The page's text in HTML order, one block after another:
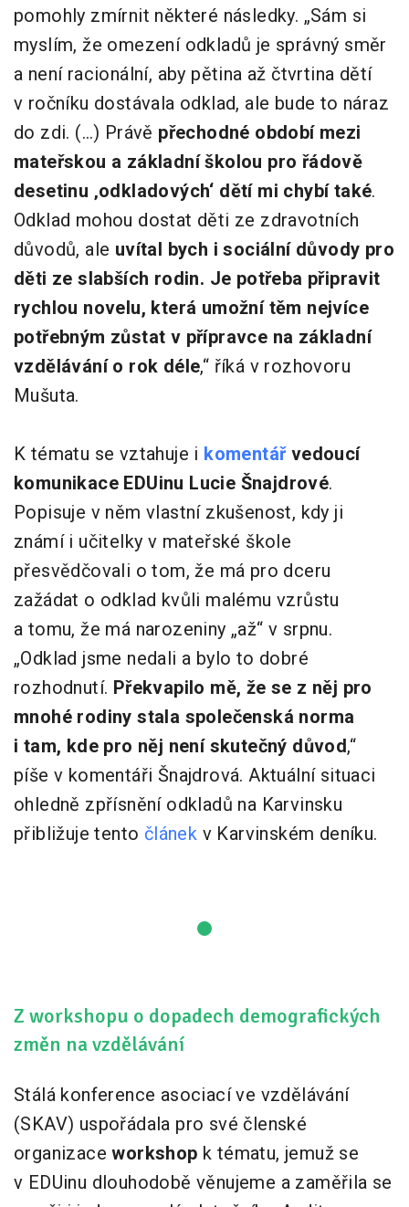
pomohly zmírnit některé následky. „Sám si
myslím, že omezení odkladů je správný směr
a není racionální, aby pětina až čtvrtina dětí
v ročníku dostávala odklad, ale bude to náraz
do zdi. (…) Právě přechodné období mezi
mateřskou a základní školou pro řádově
desetinu ‚odkladových‘ dětí mi chybí také.
Odklad mohou dostat děti ze zdravotních
důvodů, ale uvítal bych i sociální důvody pro
děti ze slabších rodin. Je potřeba připravit
rychlou novelu, která umožní těm nejvíce
potřebným zůstat v přípravce na základní
vzdělávání o rok déle,“ říká v rozhovoru
Mušuta.
K tématu se vztahuje i komentářvedoucí
komunikace EDUinu Lucie Šnajdrové.
Popisuje v něm vlastní zkušenost, kdy ji
známí i učitelky v mateřské škole
přesvědčovali o tom, že má pro dceru
zažádat o odklad kvůli malému vzrůstu
a tomu, že má narozeniny „až“ v srpnu.
„Odklad jsme nedali a bylo to dobré
rozhodnutí. Překvapilo mě, že se z něj pro
mnohé rodiny stala společenská norma
i tam, kde pro něj není skutečný důvod,“
píše v komentáři Šnajdrová. Aktuální situaci
ohledně zpřísnění odkladů na Karvinsku
přibližuje tento článek v Karvinském deníku.
Z workshopu o dopadech demografických
změn na vzdělávání
Stálá konference asociací ve vzdělávání
(SKAV) uspořádala pro své členské
organizaceworkshop k tématu, jemuž se
v EDUinu dlouhodobě věnujeme a zaměřila se